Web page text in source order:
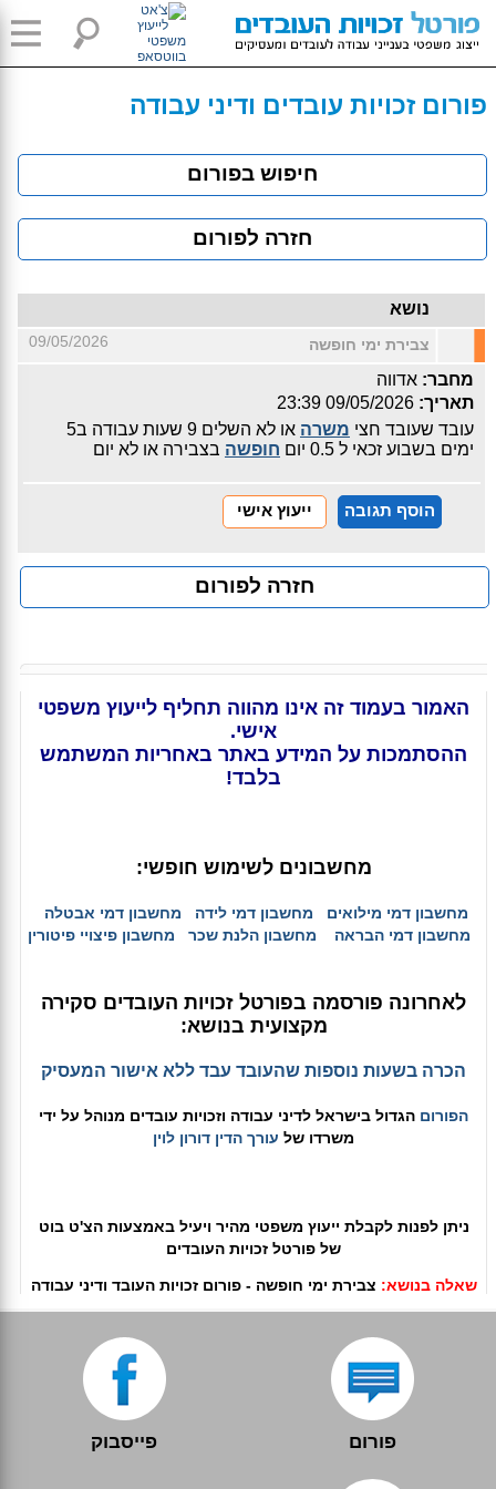
פורום זכויות עובדים ודיני עבודה
חיפוש בפורום
חזרה לפורום
נושא
צבירת ימי חופשה 09/05/2026
מחבר: אדווה
תאריך: 09/05/2026 23:39
עובד שעובד חצי משרה
או לא השלים 9 שעות עבודה ב5
ימים בשבוע זכאי ל 0.5 יום
חופשה בצבירה או לא יום
הוסף תגובה ייעוץ אישי
חזרה לפורום
האמור בעמוד זה אינו מהווה תחליף לייעוץ משפטי
אישי.
ההסתמכות על המידע באתר באחריות המשתמש
בלבד!
מחשבונים לשימוש חופשי:
מחשבון דמי מילואים מחשבון דמי לידה
מחשבון דמי אבטלה
מחשבון דמי הבראה
מחשבון הלנת שכר מחשבון פיצויי פיטורין
לאחרונה פורסמה בפורטל זכויות העובדים סקירה
מקצועית בנושא:
הכרה בשעות נוספות שהעובד עבד ללא אישור המעסיק
הפורום הגדול בישראל לדיני עבודה וזכויות עובדים מנוהל על ידי
משרדו של עורך הדין דורון לוין
ניתן לפנות לקבלת ייעוץ משפטי מהיר ויעיל באמצעות הצ'ט בוט
של פורטל זכויות העובדים
שאלה בנושא: צבירת ימי חופשה - פורום זכויות העובד ודיני עבודה
פורום פייסבוק